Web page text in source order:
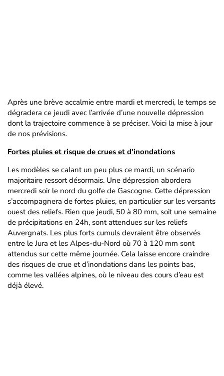
Après une brève accalmie entre mardi et mercredi, le temps se
dégradera ce jeudi avec l’arrivée d’une nouvelle dépression
dont la trajectoire commence à se préciser. Voici la mise à jour
de nos prévisions.
Fortes pluies et risque de crues et d'inondations
Les modèles se calant un peu plus ce mardi, un scénario
majoritaire ressort désormais. Une dépression abordera
mercredi soir le nord du golfe de Gascogne. Cette dépression
s’accompagnera de fortes pluies, en particulier sur les versants
ouest des reliefs. Rien que jeudi, 50 à 80 mm, soit une semaine
de précipitations en 24h, sont attendues sur les reliefs
Auvergnats. Les plus forts cumuls devraient être observés
entre le Jura et les Alpes-du-Nord où 70 à 120 mm sont
attendus sur cette même journée. Cela laisse encore craindre
des risques de crue et d’inondations dans les points bas,
comme les vallées alpines, où le niveau des cours d’eau est
déjà élevé.